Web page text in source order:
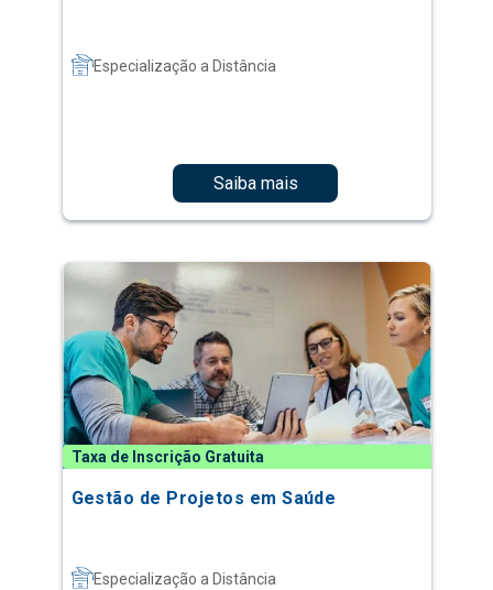
Especialização a Distância
Saiba mais
Taxa de Inscrição Gratuita
Gestão de Projetos em Saúde
Especialização a Distância